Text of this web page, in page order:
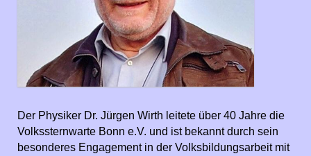
Der Physiker Dr. Jürgen Wirth leitete über 40 Jahre die
Volkssternwarte Bonn e.V. und ist bekannt durch sein
besonderes Engagement in der Volksbildungsarbeit mit